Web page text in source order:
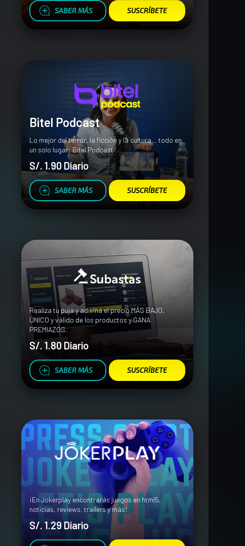
SABER MÁS SUSCRÍBETE
Bitel Podcast
Lo mejor del terror, la ficción y la cultura… todo en
un solo lugar: Bitel Podcast
S/. 1.90 Diario
SABER MÁS SUSCRÍBETE
Realiza tu puja y adivina el precio MÁS BAJO,
ÚNICO y válido de los productos y GANA
PREMIAZOS.
S/. 1.80 Diario
SABER MÁS SUSCRÍBETE
¡En Jokerplay encontrarás juegos en html5,
noticias, reviews, trailers y más!
S/. 1.29 Diario